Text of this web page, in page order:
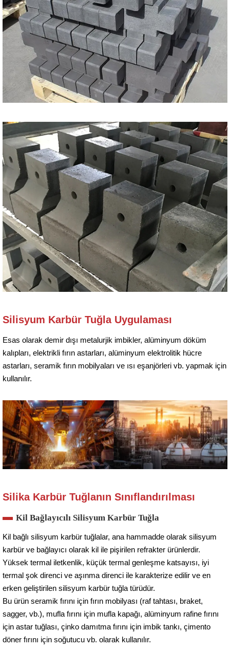
Silisyum Karbür Tuğla Uygulaması
Esas olarak demir dışı metalurjik imbikler, alüminyum döküm
kalıpları, elektrikli fırın astarları, alüminyum elektrolitik hücre
astarları, seramik fırın mobilyaları ve ısı eşanjörleri vb. yapmak için
kullanılır.
Silika Karbür Tuğlanın Sınıflandırılması
Kil Bağlayıcılı Silisyum Karbür Tuğla
Kil bağlı silisyum karbür tuğlalar, ana hammadde olarak silisyum
karbür ve bağlayıcı olarak kil ile pişirilen refrakter ürünlerdir.
Yüksek termal iletkenlik, küçük termal genleşme katsayısı, iyi
termal şok direnci ve aşınma direnci ile karakterize edilir ve en
erken geliştirilen silisyum karbür tuğla türüdür.
Bu ürün seramik fırını için fırın mobilyası (raf tahtası, braket,
sagger, vb.), mufla fırını için mufla kapağı, alüminyum rafine fırını
için astar tuğlası, çinko damıtma fırını için imbik tankı, çimento
döner fırını için soğutucu vb. olarak kullanılır.